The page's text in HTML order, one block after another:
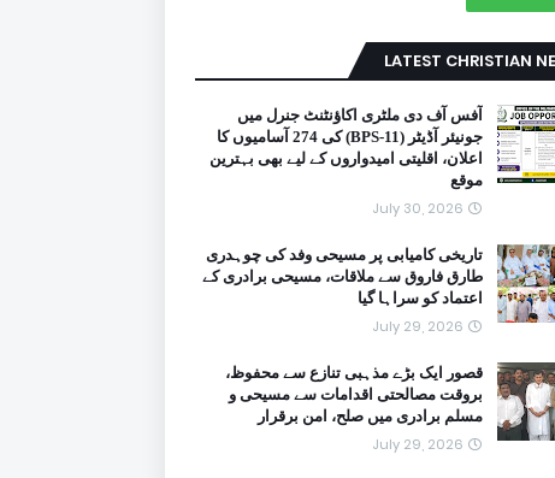
LATEST CHRISTIAN
آفس آف دی ملٹری اکاؤنٹنٹ جنرل میں
جونیئر آڈیٹر (BPS-11) کی 274 آسامیوں کا
اعلان، اقلیتی امیدواروں کے لیے بھی بہترین
موقع
July 30, 2026
تاریخی کامیابی پر مسیحی وفد کی چوہدری
طارق فاروق سے ملاقات، مسیحی برادری کے
اعتماد کو سراہا گیا
July 29, 2026
قصور ایک بڑے مذہبی تنازع سے محفوظ،
بروقت مصالحتی اقدامات سے مسیحی و
مسلم برادری میں صلح، امن برقرار
July 29, 2026